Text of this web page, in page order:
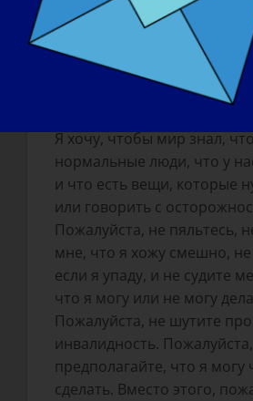
за то, что я могу быть
других.
Что вы хотите, чтобы
Я хочу, чтобы мир знал,
нормальные люди, что у
и что есть вещи, которые
или говорить с
Пожалуйста, не пяльтесь,
мне, что я хожу смешно, не
если я упаду, и не судите
что я могу или не могу
Пожалуйста, не шутите про
инвалидность.
предполагайте, что я могу
сделать. Вместо этого,